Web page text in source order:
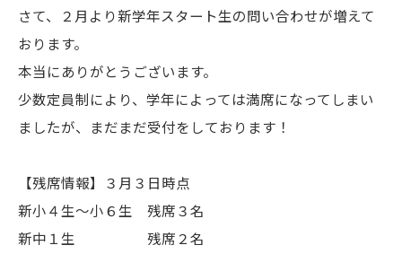
さて、２月より新学年スタート生の問い合わせが増えて
おります。
本当にありがとうございます。
少数定員制により、学年によっては満席になってしまい
ましたが、まだまだ受付をしております！
【残席情報】３月３日時点
新小４生～小６生 残席３名
新中１生 残席２名